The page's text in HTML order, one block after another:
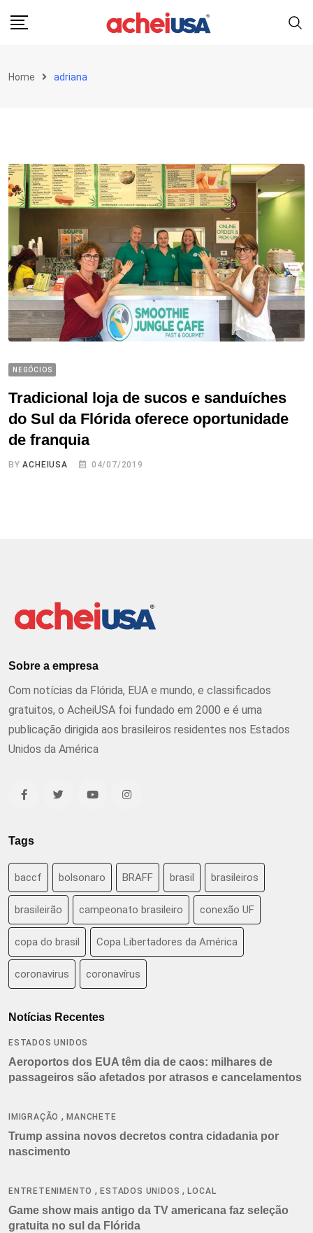
Home adriana
NEGÓCIOS
Tradicional loja de sucos e sanduíches
do Sul da Flórida oferece oportunidade
de franquia
BYACHEIUSA 04/07/2019
Sobre a empresa
Com notícias da Flórida, EUA e mundo, e classificados
gratuitos, o AcheiUSA foi fundado em 2000 e é uma
publicação dirigida aos brasileiros residentes nos Estados
Unidos da América
Tags
baccf bolsonaro BRAFF brasil brasileiros
brasileirão campeonato brasileiro conexão UF
copa do brasil Copa Libertadores da América
coronavirus coronavírus
Notícias Recentes
ESTADOS UNIDOS
Aeroportos dos EUA têm dia de caos: milhares de
passageiros são afetados por atrasos e cancelamentos
IMIGRAÇÃO ,MANCHETE
Trump assina novos decretos contra cidadania por
nascimento
ENTRETENIMENTO ,ESTADOS UNIDOS ,LOCAL
Game show mais antigo da TV americana faz seleção
gratuita no sul da Flórida